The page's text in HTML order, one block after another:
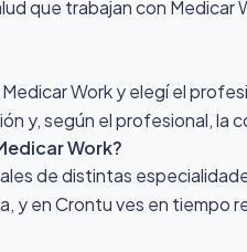
que trabajan con
Work y elegí el
y, según el profesional,
Work?
de distintas
y en Crontu ves en